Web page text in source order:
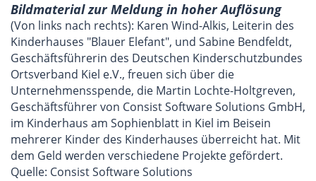
Bildmaterial zur Meldung in hoher Auflösung
(Von links nach rechts): Karen Wind-Alkis, Leiterin des
Kinderhauses "Blauer Elefant", und Sabine Bendfeldt,
Geschäftsführerin des Deutschen Kinderschutzbundes
Ortsverband Kiel e.V., freuen sich über die
Unternehmensspende, die Martin Lochte-Holtgreven,
Geschäftsführer von Consist Software Solutions GmbH,
im Kinderhaus am Sophienblatt in Kiel im Beisein
mehrerer Kinder des Kinderhauses überreicht hat. Mit
dem Geld werden verschiedene Projekte gefördert.
Quelle: Consist Software Solutions